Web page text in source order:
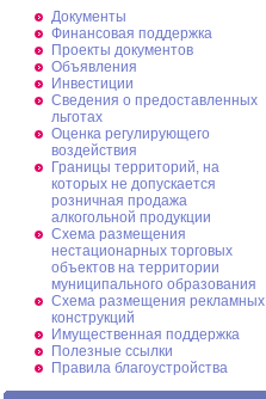
Документы
Финансовая поддержка
Проекты документов
Объявления
Инвестиции
Сведения о предоставленных
льготах
Оценка регулирующего
воздействия
Границы территорий, на
которых не допускается
розничная продажа
алкогольной продукции
Схема размещения
нестационарных торговых
объектов на территории
муниципального образования
Схема размещения рекламных
конструкций
Имущественная поддержка
Полезные ссылки
Правила благоустройства